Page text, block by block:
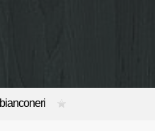
bianconeri